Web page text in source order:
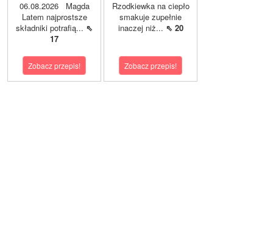
06.08.2026 Magda
Latem najprostsze
składniki potrafią... ⇖
17
Zobacz przepis!
Rzodkiewka na ciepło
smakuje zupełnie
inaczej niż... ⇖ 20
Zobacz przepis!